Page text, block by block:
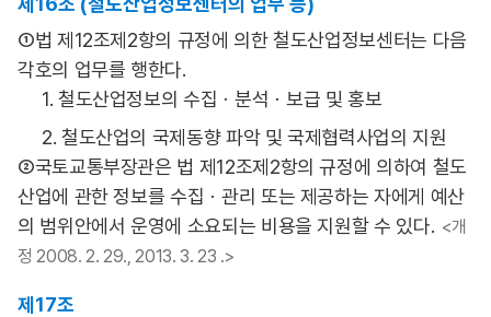
①법 제12조제2항의 규정에 의한 철도산업정보센터는 다음
각호의 업무를 행한다.
1. 철도산업정보의 수집ㆍ분석ㆍ보급 및 홍보
2. 철도산업의 국제동향 파악 및 국제협력사업의 지원
②국토교통부장관은 법 제12조제2항의 규정에 의하여 철도
산업에 관한 정보를 수집ㆍ관리 또는 제공하는 자에게 예산
의 범위안에서 운영에 소요되는 비용을 지원할 수 있다. <개
정 2008. 2. 29., 2013. 3. 23 .>
제17조